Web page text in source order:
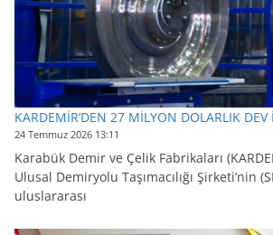
KARDEMİR’DEN 27 MİLYON DOLARLIK DEV
24 Temmuz 2026 13:11
Karabük Demir ve Çelik Fabrikaları
Ulusal Demiryolu Taşımacılığı Şirketi’nin
uluslararası